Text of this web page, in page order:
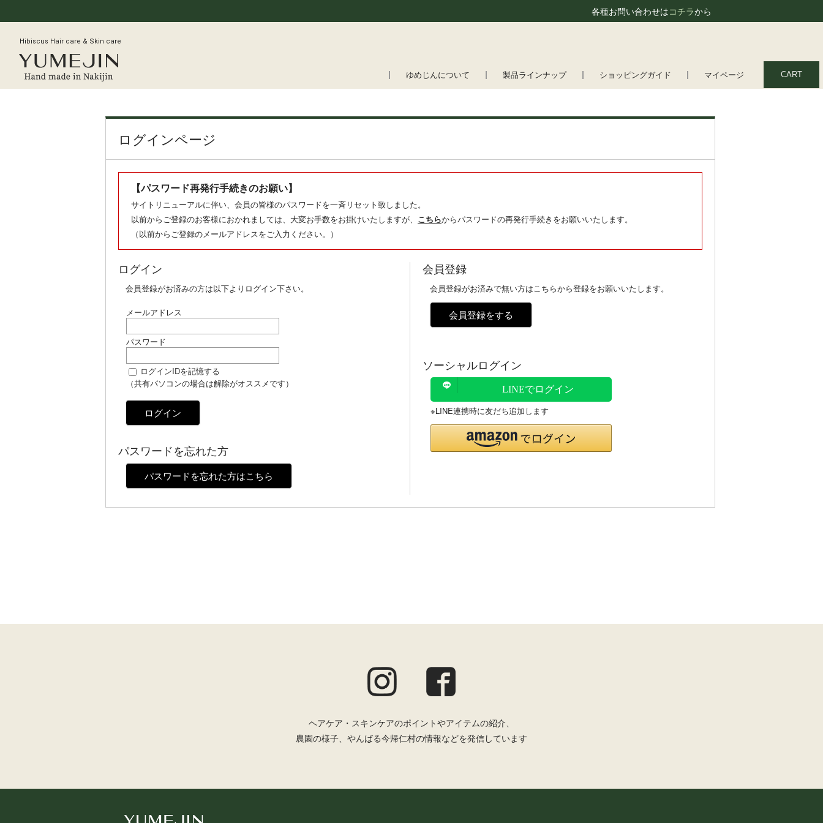
各種お問い合わせはコチラから
Hibiscus Hair care & Skin care
ゆめじんについて 製品ラインナップ ショッピングガイド マイページ CART
ログインページ
【パスワード再発行手続きのお願い】
サイトリニューアルに伴い、会員の皆様のパスワードを一斉リセット致しました。
以前からご登録のお客様におかれましては、大変お手数をお掛けいたしますが、 こちらからパスワードの再発行手続きをお願いいたします。
（以前からご登録のメールアドレスをご入力ください。）
ログイン
会員登録がお済みの方は以下よりログイン下さい。
メールアドレス
パスワード
ログインIDを記憶する
（共有パソコンの場合は解除がオススメです）
ログイン
パスワードを忘れた方
パスワードを忘れた方はこちら
会員登録
会員登録がお済みで無い方はこちらから登録をお願いいたします。
会員登録をする
ソーシャルログイン
LINEでログイン
※LINE連携時に友だち追加します
ヘアケア・スキンケアのポイントやアイテムの紹介、
農園の様子、やんばる今帰仁村の情報などを発信しています